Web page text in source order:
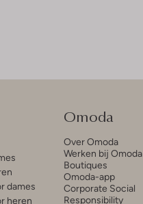
dames
heren
Omoda
Over Omoda
Werken bij Omoda
Boutiques
Omoda-app
Corporate Social
Responsibility